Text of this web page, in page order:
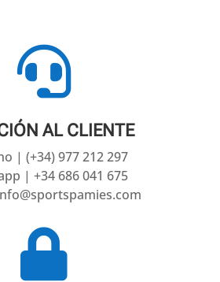

AL CLIENTE
| (+34) 977 212 297
| +34 686 041 675
